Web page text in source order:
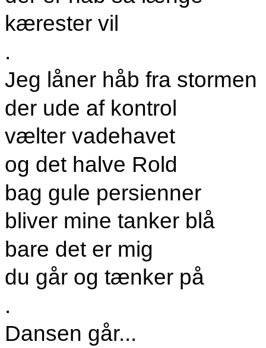
kærester vil
.
Jeg låner håb fra stormen
der ude af kontrol
vælter vadehavet
og det halve Rold
bag gule persienner
bliver mine tanker blå
bare det er mig
du går og tænker på
.
Dansen går...